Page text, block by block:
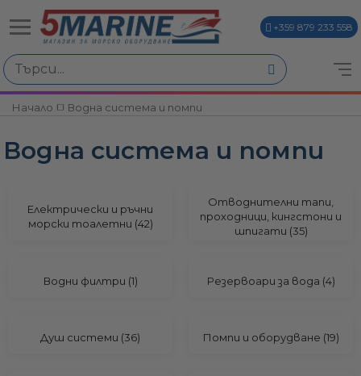
+359 879 233 558
Избери по
Начало Водна система и помпи
Водна система и помпи
Електрически и ръчни
морски тоалетни (42)
Отводнителни тапи,
проходници, кингстони и
шпигати (35)
Водни филтри (1) Резервоари за вода (4)
Душ системи (36) Помпи и оборудване (19)